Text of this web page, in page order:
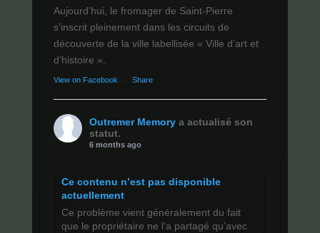
Aujourd’hui, le fromager de Saint-Pierre
s’inscrit pleinement dans les circuits de
découverte de la ville labellisée « Ville d’art et
d’histoire ».
View on Facebook · Share
Outremer Memory a actualisé son
statut.
6 months ago
Ce contenu n’est pas disponible
actuellement
Ce problème vient généralement du fait
que le propriétaire ne l’a partagé qu’avec